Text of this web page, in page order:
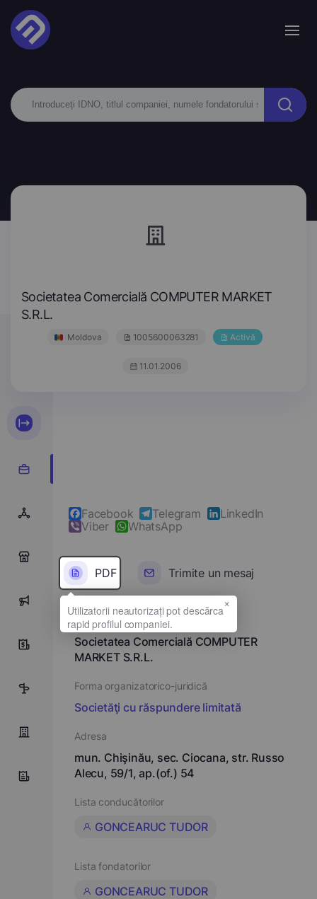
Societatea Comercială COMPUTER MARKET
S.R.L.
Moldova 1005600063281 Activă
11.01.2006
7
15
Facebook Telegram
LinkedIn
Viber
WhatsApp
PDF Trimite un mesaj
Denumirea completă
Societatea Comercială COMPUTER
MARKET S.R.L.
Forma organizatorico-juridică
Societăţi cu răspundere limitată
Adresa
mun. Chişinău, sec. Ciocana, str. Russo
Alecu, 59/1, ap.(of.) 54
Lista conducătorilor
GONCEARUC TUDOR
Lista fondatorilor
GONCEARUC TUDOR
×